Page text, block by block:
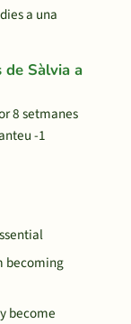
a una
de Sàlvia a
8 setmanes
-1
becoming
become